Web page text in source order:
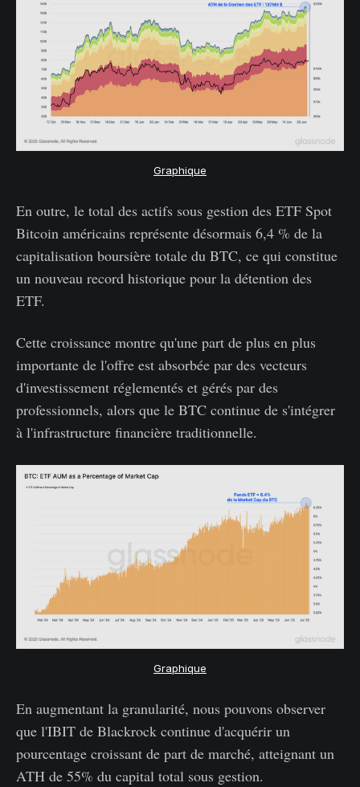
Graphique
En outre, le total des actifs sous gestion des ETF Spot
Bitcoin américains représente désormais 6,4 % de la
capitalisation boursière totale du BTC, ce qui constitue
un nouveau record historique pour la détention des
ETF.
Cette croissance montre qu'une part de plus en plus
importante de l'offre est absorbée par des vecteurs
d'investissement réglementés et gérés par des
professionnels, alors que le BTC continue de s'intégrer
à l'infrastructure financière traditionnelle.
Graphique
En augmentant la granularité, nous pouvons observer
que l'IBIT de Blackrock continue d'acquérir un
pourcentage croissant de part de marché, atteignant un
ATH de 55% du capital total sous gestion.